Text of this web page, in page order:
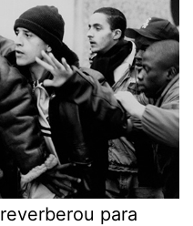
reverberou para